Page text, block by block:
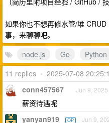
如果你也不想再修水管/堆
事，来聊聊吧。
node.js
Go
Python
11 replies • 2025-07-08
conn457567 Jun 9,
薪资待遇呢
yanyan919 OP Jun 9,